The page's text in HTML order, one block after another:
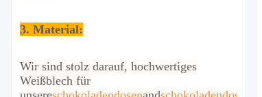
3. Material:
Wir sind stolz darauf, hochwertiges
Weißblech für